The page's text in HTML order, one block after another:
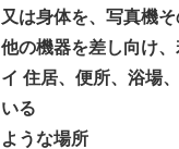
又は身体を、写真機
他の機器を差し向け、
イ 住居、便所、浴場
いる
ような場所